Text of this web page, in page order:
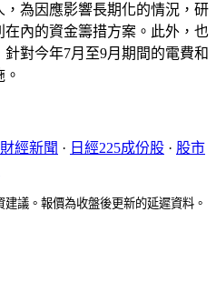
為因應影響長期化的情況，研
內的資金籌措方案。此外，也
對今年7月至9月期間的電費和
財經新聞 · 日經225成份股 · 股市
議。報價為收盤後更新的延遲資料。